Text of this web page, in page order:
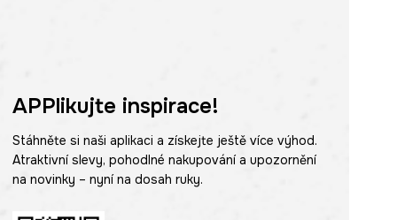
APPlikujte inspirace!
Stáhněte si naši aplikaci a získejte ještě více výhod.
Atraktivní slevy, pohodlné nakupování a upozornění
na novinky – nyní na dosah ruky.